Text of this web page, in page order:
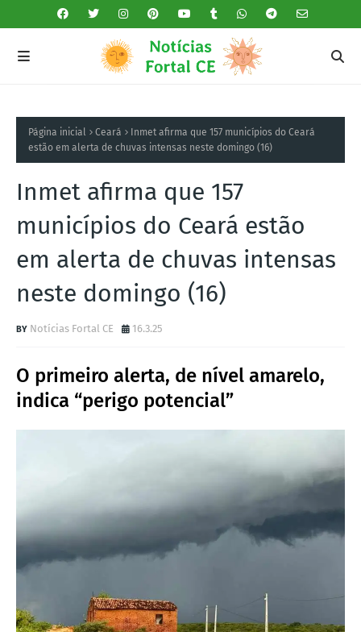
Página inicial Ceará
Inmet afirma que 157 municípios do Ceará
estão em alerta de chuvas intensas neste domingo (16)
Inmet afirma que 157
municípios do Ceará estão
em alerta de chuvas intensas
neste domingo (16)
Notícias Fortal CE 16.3.25
O primeiro alerta, de nível amarelo,
indica “perigo potencial”